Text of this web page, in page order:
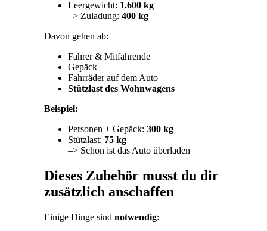
Leergewicht: 1.600 kg
–> Zuladung:400 kg
Davon gehen ab:
Fahrer & Mitfahrende
Gepäck
Fahrräder auf dem Auto
Stützlast des Wohnwagens
Beispiel:
Personen + Gepäck:300 kg
Stützlast: 75 kg
–> Schon ist das Auto überladen
Dieses Zubehör musst du dir
zusätzlich anschaffen
Einige Dinge sindnotwendig: